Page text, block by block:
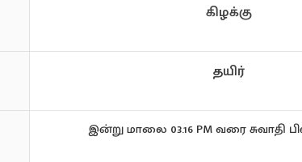
கிழக்கு
தயிர்
இன்று மாலை 03.16 PM வரை சுவாதி